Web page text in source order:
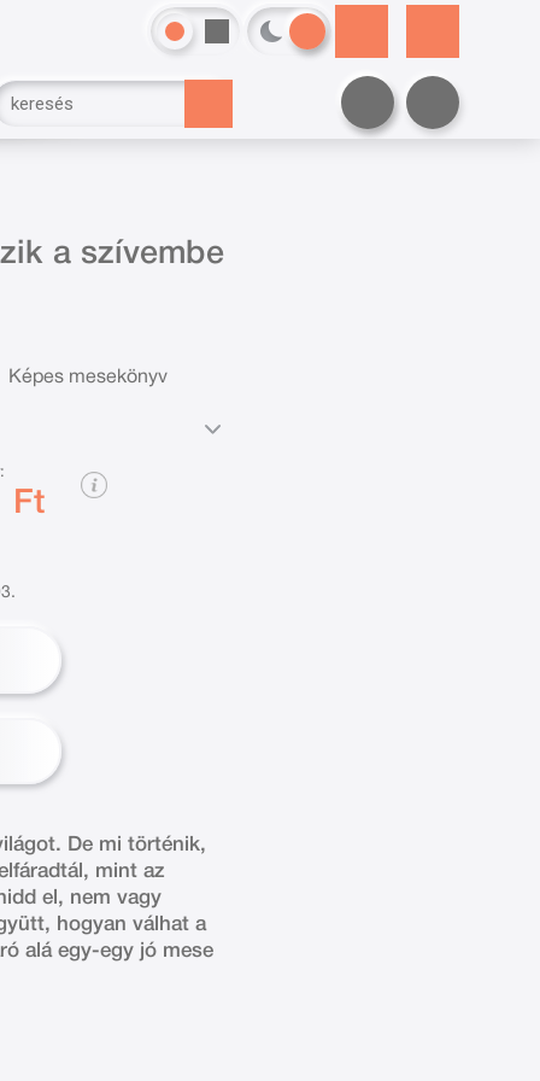
a szívembe
Képes mesekönyv
Ft
De mi történik,
mint az
el, nem vagy
hogyan válhat a
alá egy-egy jó mese